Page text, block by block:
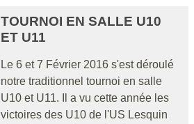
TOURNOI EN SALLE U10
ET U11
Le 6 et 7 Février 2016 s'est déroulé
notre traditionnel tournoi en salle
U10 et U11. Il a vu cette année les
victoires des U10 de l'US Lesquin